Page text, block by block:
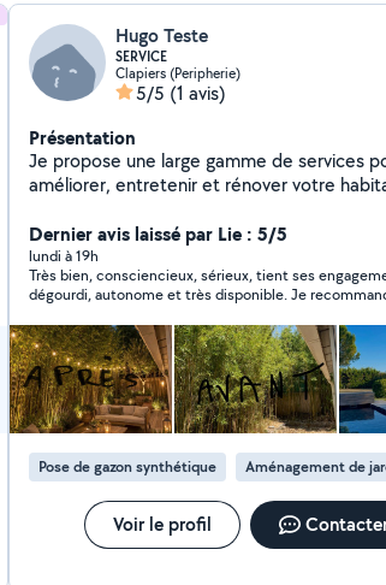
Hugo Teste
SERVICE
Clapiers (Peripherie)
5/5 (1 avis)
Présentation
Je propose une large gamme de services
améliorer, entretenir et rénover votre
intérieure et extérieure que pour l'entretien
logement, l'aménagement des espaces
jardinage ou encore le nettoyage. Je réalise
des prestations sur mesure afin de répondre
besoins spécifiques de chaque client, avec
solutions adaptées à chaque projet.
Dernier avis laissé par Lie : 5/5
lundi à 19h
Très bien, consciencieux, sérieux, tient ses
dégourdi, autonome et très disponible. Je
Pose de gazon synthétique Aménagement de
Voir le profil